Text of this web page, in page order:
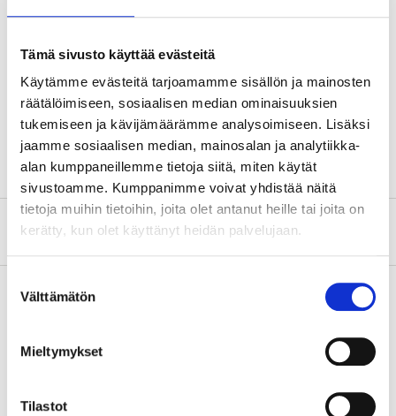
Tämä sivusto käyttää evästeitä
Käytämme evästeitä tarjoamamme sisällön ja mainosten
räätälöimiseen, sosiaalisen median ominaisuuksien
tukemiseen ja kävijämäärämme analysoimiseen. Lisäksi
jaamme sosiaalisen median, mainosalan ja analytiikka-
alan kumppaneillemme tietoja siitä, miten käytät
sivustoamme. Kumppanimme voivat yhdistää näitä
tietoja muihin tietoihin, joita olet antanut heille tai joita on
kerätty, kun olet käyttänyt heidän palvelujaan.
valinta
Välttämätön
Mieltymykset
Tilastot
Refilling:Open the hatch, press the metal pin down.
Technical specifications
Diameter 27 cm
About the manufacturer